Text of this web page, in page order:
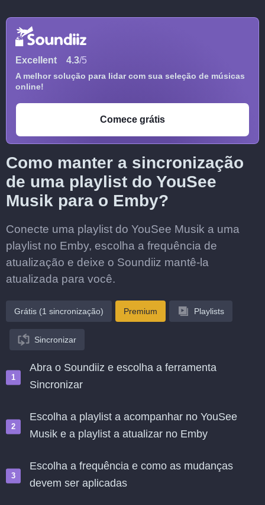
Excellent 4.3/5
A melhor solução para lidar com sua seleção de músicas
online!
Comece grátis
Como manter a sincronização
de uma playlist do YouSee
Musik para o Emby?
Conecte uma playlist do YouSee Musik a uma
playlist no Emby, escolha a frequência de
atualização e deixe o Soundiiz mantê-la
atualizada para você.
Grátis (1 sincronização) Premium Playlists
Sincronizar
Abra o Soundiiz e escolha a ferramenta
Sincronizar
Escolha a playlist a acompanhar no YouSee
Musik e a playlist a atualizar no Emby
Escolha a frequência e como as mudanças
devem ser aplicadas